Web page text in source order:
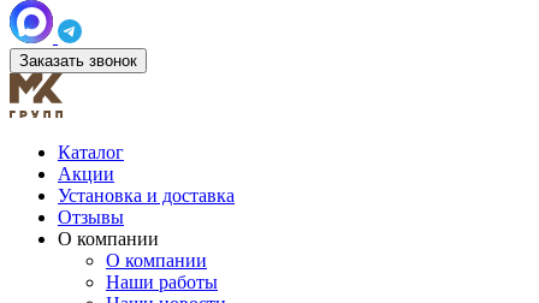
Заказать звонок
Каталог
Акции
Установка и доставка
Отзывы
О компании
О компании
Наши работы